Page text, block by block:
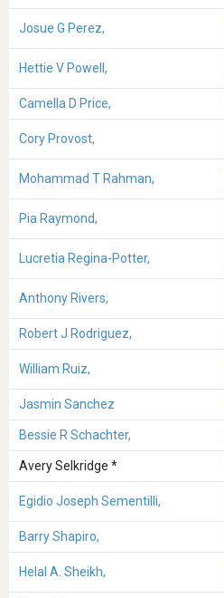
Josue G Perez,
Hettie V Powell,
Camella D Price,
Cory Provost,
Mohammad T Rahman,
Pia Raymond,
Lucretia Regina-Potter,
Anthony Rivers,
Robert J Rodriguez,
William Ruiz,
Jasmin Sanchez
Bessie R Schachter,
Avery Selkridge *
Egidio Joseph Sementilli,
Barry Shapiro,
Helal A. Sheikh,